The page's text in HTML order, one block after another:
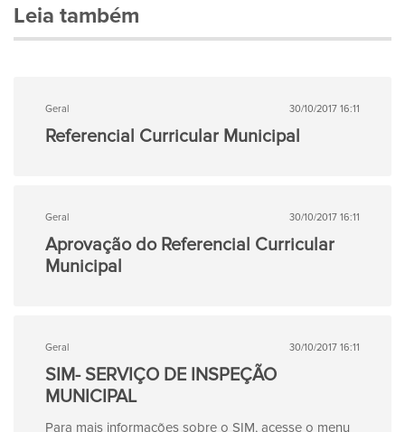
Leia também
Geral 30/10/2017 16:11
Referencial Curricular Municipal
Geral 30/10/2017 16:11
Aprovação do Referencial Curricular
Municipal
Geral 30/10/2017 16:11
SIM- SERVIÇO DE INSPEÇÃO
MUNICIPAL
Para mais informações sobre o SIM, acesse o menu